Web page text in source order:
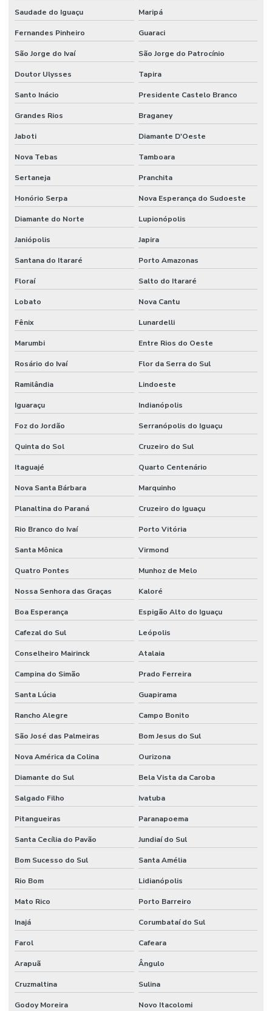
Saudade do Iguaçu Maripá
Fernandes Pinheiro Guaraci
São Jorge do Ivaí São Jorge do Patrocínio
Doutor Ulysses Tapira
Santo Inácio Presidente Castelo Branco
Grandes Rios Braganey
Jaboti Diamante D'Oeste
Nova Tebas Tamboara
Sertaneja Pranchita
Honório Serpa Nova Esperança do Sudoeste
Diamante do Norte Lupionópolis
Janiópolis Japira
Santana do Itararé Porto Amazonas
Floraí Salto do Itararé
Lobato Nova Cantu
Fênix Lunardelli
Marumbi Entre Rios do Oeste
Rosário do Ivaí Flor da Serra do Sul
Ramilândia Lindoeste
Iguaraçu Indianópolis
Foz do Jordão Serranópolis do Iguaçu
Quinta do Sol Cruzeiro do Sul
Itaguajé Quarto Centenário
Nova Santa Bárbara Marquinho
Planaltina do Paraná Cruzeiro do Iguaçu
Rio Branco do Ivaí Porto Vitória
Santa Mônica Virmond
Quatro Pontes Munhoz de Melo
Nossa Senhora das Graças Kaloré
Boa Esperança Espigão Alto do Iguaçu
Cafezal do Sul Leópolis
Conselheiro Mairinck Atalaia
Campina do Simão Prado Ferreira
Santa Lúcia Guapirama
Rancho Alegre Campo Bonito
São José das Palmeiras Bom Jesus do Sul
Nova América da Colina Ourizona
Diamante do Sul Bela Vista da Caroba
Salgado Filho Ivatuba
Pitangueiras Paranapoema
Santa Cecília do Pavão Jundiaí do Sul
Bom Sucesso do Sul Santa Amélia
Rio Bom Lidianópolis
Mato Rico Porto Barreiro
Inajá Corumbataí do Sul
Farol Cafeara
Arapuã Ângulo
Cruzmaltina Sulina
Godoy Moreira Novo Itacolomi